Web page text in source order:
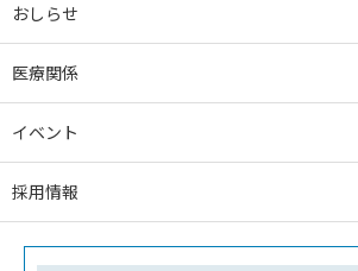
おしらせ
医療関係
イベント
採用情報